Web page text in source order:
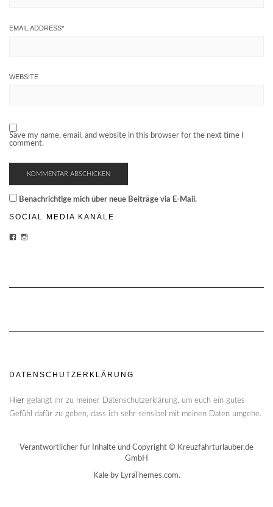
EMAIL ADDRESS*
WEBSITE
Save my name, email, and website in this browser for the next time I
comment.
Benachrichtige mich über neue Beiträge via E-Mail.
SOCIAL MEDIA KANÄLE
PROFIL
FACEBOOK
PROFIL
DATENSCHUTZERKLÄRUNG
Hier gelangt ihr zu meiner Datenschutzerklärung, um euch ein gutes
Gefühl dafür zu geben, dass ich sehr sensibel mit meinen Daten umgehe.
Verantwortlicher für Inhalte und Copyright © Kreuzfahrturlauber.de
GmbH
Kaleby LyraThemes.com.